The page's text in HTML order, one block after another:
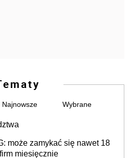
Najnowsze Wybrane
może zamykać się nawet 18
miesięcznie